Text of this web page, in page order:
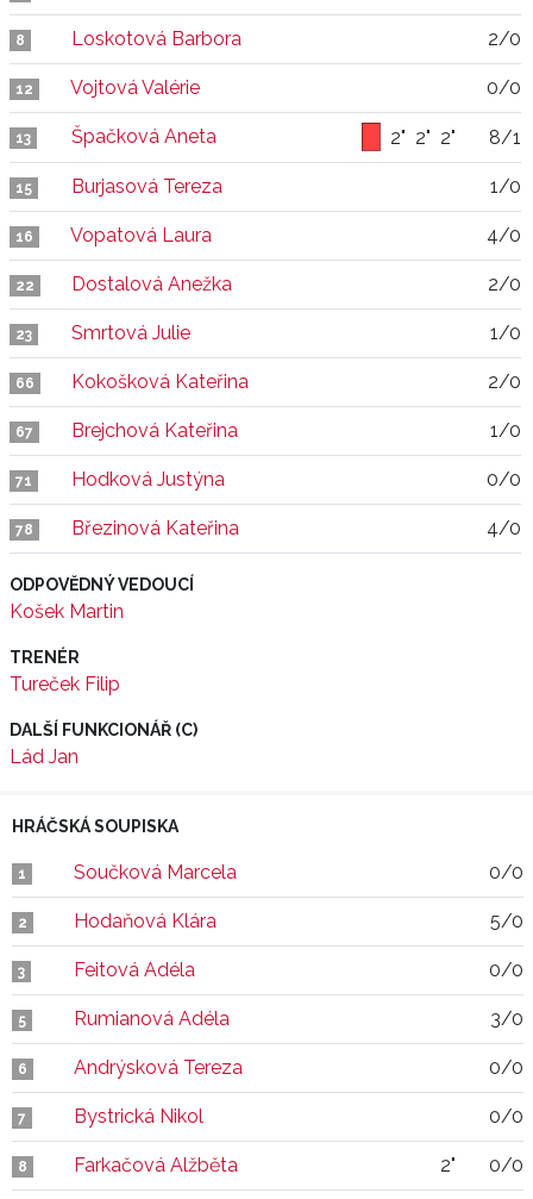
8 Loskotová Barbora 2/0
12 Vojtová Valérie 0/0
13 Špačková Aneta 2" 2" 2" 8/1
15 Burjasová Tereza 1/0
16 Vopatová Laura 4/0
22 Dostalová Anežka 2/0
23 Smrtová Julie 1/0
66 Kokošková Kateřina 2/0
67 Brejchová Kateřina 1/0
71 Hodková Justýna 0/0
78 Březinová Kateřina 4/0
ODPOVĚDNÝ VEDOUCÍ
Košek Martin
TRENÉR
Tureček Filip
DALŠÍ FUNKCIONÁŘ (C)
Lád Jan
HRÁČSKÁ SOUPISKA
1 Součková Marcela 0/0
2 Hodaňová Klára 5/0
3 Feitová Adéla 0/0
5 Rumianová Adéla 3/0
6 Andrýsková Tereza 0/0
7 Bystrická Nikol 0/0
8 Farkačová Alžběta 2" 0/0